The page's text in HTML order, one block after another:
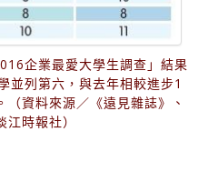
企業最愛大學生調查」結果
並列第六，與去年相較進步1
資料來源／《遠見雜誌》、
江時報社）